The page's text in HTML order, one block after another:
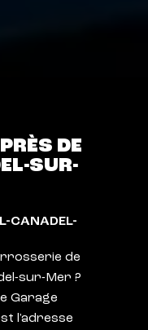
DE
SUR-
CANADEL-
de
sur-Mer ?
Garage
l'adresse